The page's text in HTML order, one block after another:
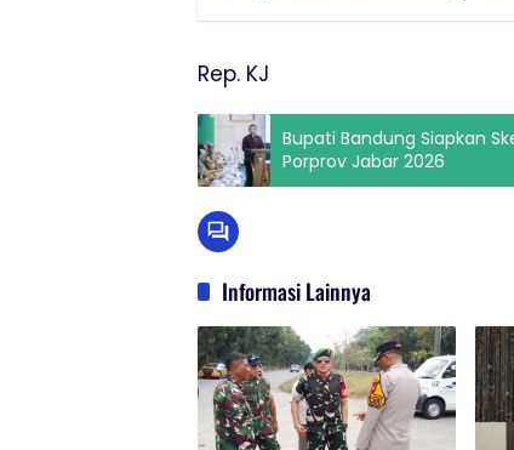
Rep. KJ
Bupati Bandung Siapkan
Porprov Jabar 2026
Informasi Lainnya